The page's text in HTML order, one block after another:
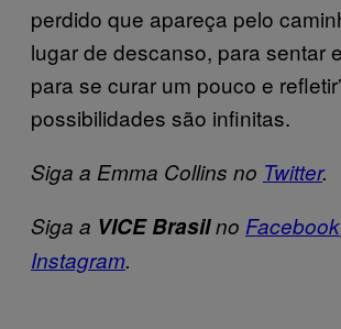
perdido que apareça pelo
lugar de descanso, para sentar
para se curar um pouco e
possibilidades são infinitas.
Siga a Emma Collins no Twitter.
Siga a VICE Brasilno Facebook
Instagram.